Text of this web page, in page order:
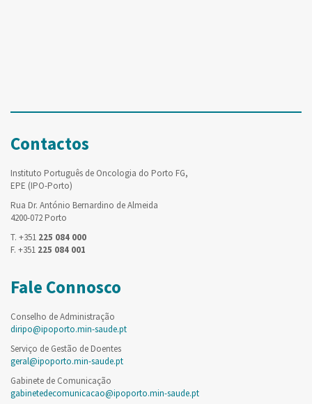
Contactos
Instituto Português de Oncologia do Porto FG,
EPE (IPO-Porto)
Rua Dr. António Bernardino de Almeida
4200-072 Porto
T. +351 225 084 000
F. +351 225 084 001
Fale Connosco
Conselho de Administração
diripo@ipoporto.min-saude.pt
Serviço de Gestão de Doentes
geral@ipoporto.min-saude.pt
Gabinete de Comunicação
gabinetedecomunicacao@ipoporto.min-saude.pt